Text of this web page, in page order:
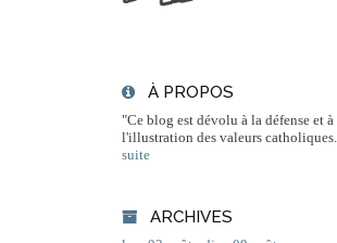
À PROPOS
"Ce blog est dévolu à la défense et à
l'illustration des valeurs catholiques...
suite
ARCHIVES